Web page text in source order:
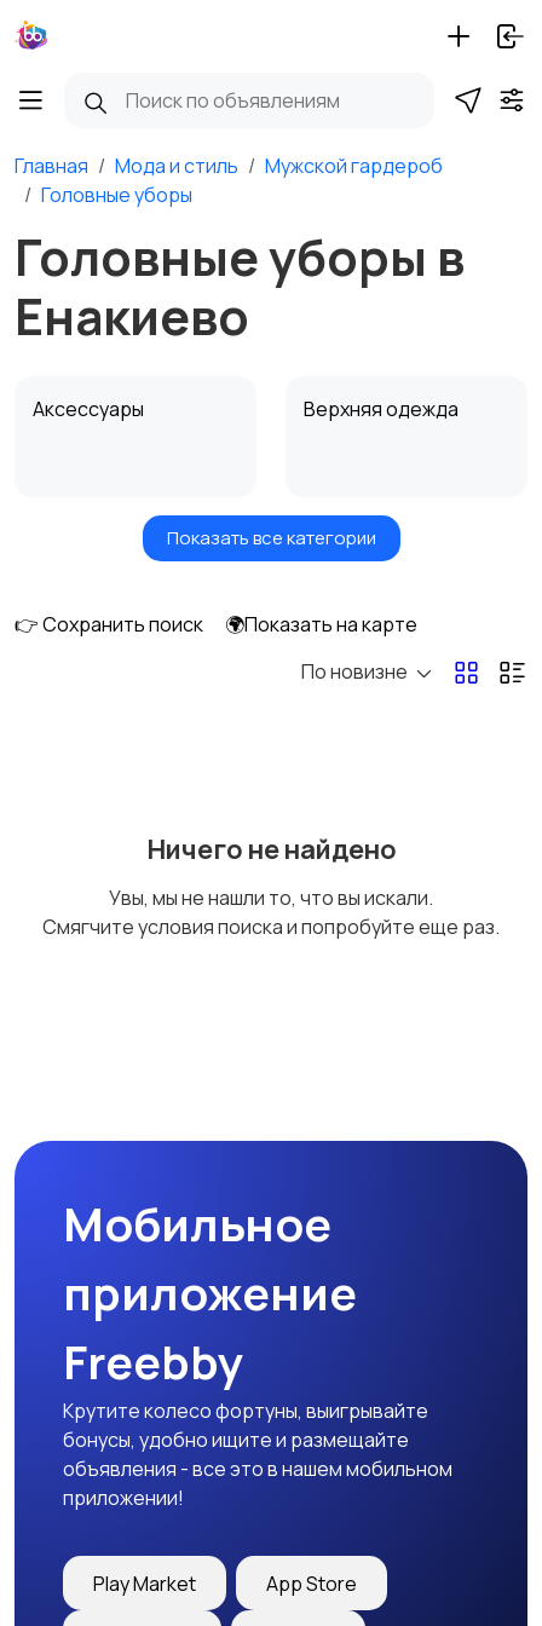
Главная Мода и стиль
Мужской гардероб
Головные уборы
Головные уборы в
Енакиево
Аксессуары Верхняя одежда
Головные уборы Домашняя одежда
Нижнее белье
Футболки и поло Штаны и шорты
Другое
Показать все категории
👉 Сохранить поиск
🌍Показать на карте
По новизне
Ничего не найдено
Увы, мы не нашли то, что вы искали.
Смягчите условия поиска и попробуйте еще раз.
Мобильное
приложение
Freebby
Крутите колесо фортуны, выигрывайте
бонусы, удобно ищите и размещайте
объявления - все это в нашем мобильном
приложении!
Play Market App Store